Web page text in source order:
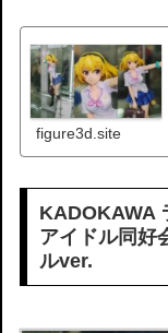
figure3d.site
KADOKAWA
アイドル同好
ルver.